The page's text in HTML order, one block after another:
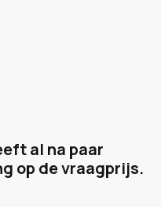
al na paar
op de vraagprijs.